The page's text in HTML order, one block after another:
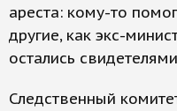
ареста: кому-то
другие, как экс-
остались
Следственный